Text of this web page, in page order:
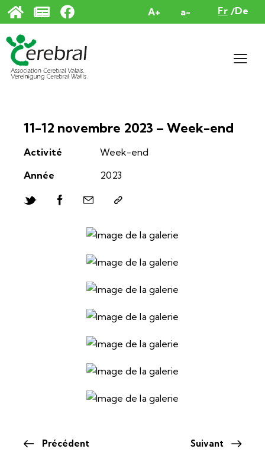
A+ a- Fr De
11-12 novembre 2023 – Week-end
Activité
Week-end
Année
2023
Précédent Suivant
Panneau de gestion des cookies